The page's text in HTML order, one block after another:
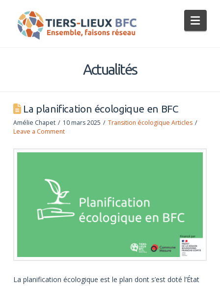
Tiers-
Lieux
Actualités
La planification écologique en BFC
Amélie Chapet 10 mars 2025
Transition écologique Articles
Leave a Comment
La planification écologique est le plan dont s’est doté l’État